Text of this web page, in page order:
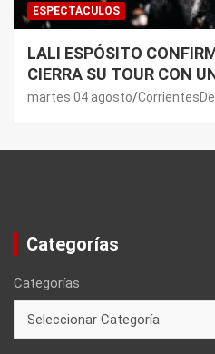
ESPECTÁCULOS
LALI ESPÓSITO
CIERRA SU TOUR CON
martes 04 agosto
Categorías
Categorías